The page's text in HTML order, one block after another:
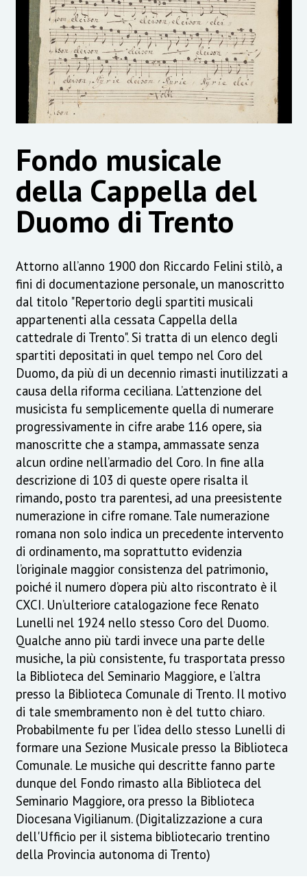
Fondo musicale
della Cappella del
Duomo di Trento
Attorno all’anno 1900 don Riccardo Felini stilò, a
fini di documentazione personale, un manoscritto
dal titolo "Repertorio degli spartiti musicali
appartenenti alla cessata Cappella della
cattedrale di Trento". Si tratta di un elenco degli
spartiti depositati in quel tempo nel Coro del
Duomo, da più di un decennio rimasti inutilizzati a
causa della riforma ceciliana. L’attenzione del
musicista fu semplicemente quella di numerare
progressivamente in cifre arabe 116 opere, sia
manoscritte che a stampa, ammassate senza
alcun ordine nell’armadio del Coro. In fine alla
descrizione di 103 di queste opere risalta il
rimando, posto tra parentesi, ad una preesistente
numerazione in cifre romane. Tale numerazione
romana non solo indica un precedente intervento
di ordinamento, ma soprattutto evidenzia
l’originale maggior consistenza del patrimonio,
poiché il numero d’opera più alto riscontrato è il
CXCI. Un’ulteriore catalogazione fece Renato
Lunelli nel 1924 nello stesso Coro del Duomo.
Qualche anno più tardi invece una parte delle
musiche, la più consistente, fu trasportata presso
la Biblioteca del Seminario Maggiore, e l’altra
presso la Biblioteca Comunale di Trento. Il motivo
di tale smembramento non è del tutto chiaro.
Probabilmente fu per l’idea dello stesso Lunelli di
formare una Sezione Musicale presso la Biblioteca
Comunale. Le musiche qui descritte fanno parte
dunque del Fondo rimasto alla Biblioteca del
Seminario Maggiore, ora presso la Biblioteca
Diocesana Vigilianum. (Digitalizzazione a cura
dell'Ufficio per il sistema bibliotecario trentino
della Provincia autonoma di Trento)